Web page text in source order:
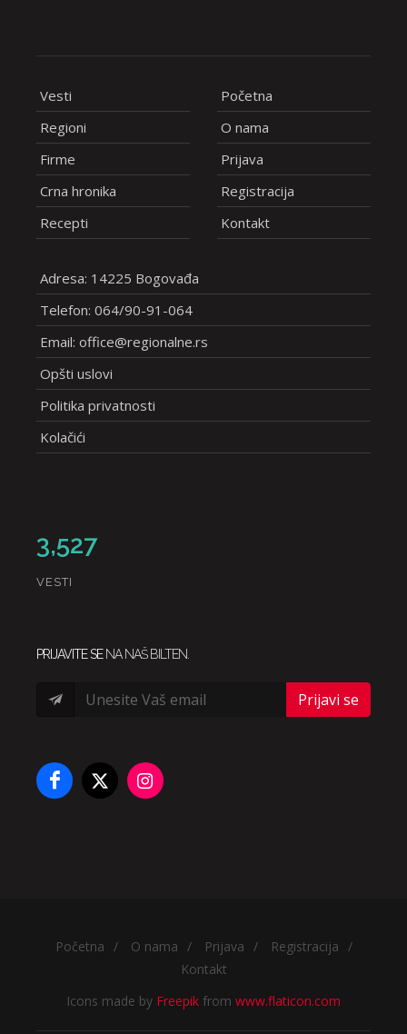
Vesti
Regioni
Firme
Crna hronika
Recepti
Početna
O nama
Prijava
Registracija
Kontakt
Adresa: 14225 Bogovađa
Telefon: 064/90-91-064
Email: office@regionalne.rs
Opšti uslovi
Politika privatnosti
Kolačići
3,527
VESTI
PRIJAVITE SENA NAŠ BILTEN.
Prijavi se
Početna / O nama / Prijava / Registracija /
Kontakt
Icons made by Freepik from www.flaticon.com